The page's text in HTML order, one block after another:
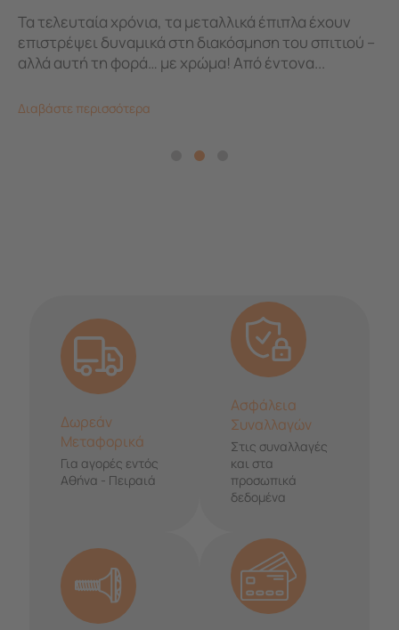
Τα τελευταία χρόνια, τα μεταλλικά έπιπλα έχουν
επιστρέψει δυναμικά στη διακόσμηση του σπιτιού –
αλλά αυτή τη φορά… με χρώμα! Από έντονα...
Διαβάστε περισσότερα
Δωρεάν
Μεταφορικά
Για αγορές εντός
Αθήνα - Πειραιά
Ασφάλεια
Συναλλαγών
Στις συναλλαγές
και στα
προσωπικά
δεδομένα